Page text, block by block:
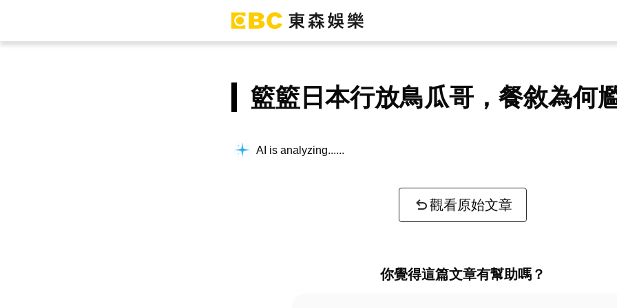
籃籃日本行放鳥瓜哥，餐敘為何
AI is analyzing...
觀看原始文章
你覺得這篇文章有幫助嗎？